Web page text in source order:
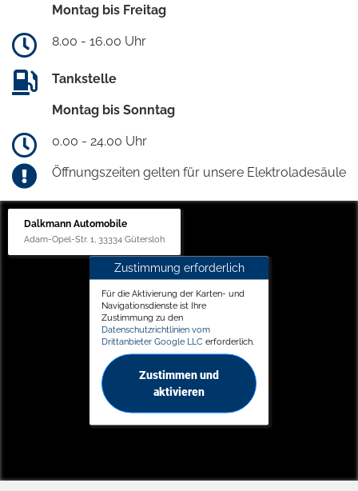
Montag bis Freitag
8.00 - 16.00 Uhr
Tankstelle
Montag bis Sonntag
0.00 - 24.00 Uhr
Öffnungszeiten gelten für unsere Elektroladesäule
Dalkmann Automobile
Adam-Opel-Str. 1, 33334 Gütersloh
Zustimmung erforderlich
Für die Aktivierung der Karten- und
Navigationsdienste ist Ihre
Zustimmung zu den
Datenschutzrichtlinien vom
Drittanbieter Google LLC erforderlich.
Zustimmen und
aktivieren